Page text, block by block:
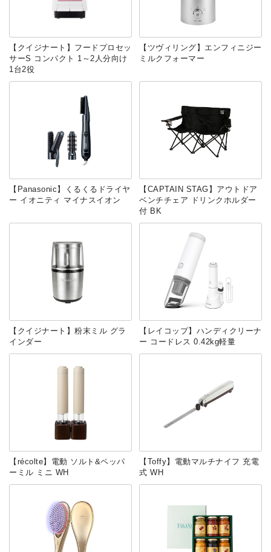
【クイジナート】フードプロセッ
サーS コンパクト 1～2人分向け
1台2役
【ツヴィリング】エンフィニジー
ミルクフォーマー
【Panasonic】くるくるドライヤ
ー イオニティ マイナスイオン
【CAPTAIN STAG】アウトドア
ベンチチェア ドリンクホルダー
付 BK
【クイジナート】粉末ミル グラ
インダー
【レイコップ】ハンディクリーナ
ー コードレス 0.42kg軽量
【récolte】電動 ソルト&ペッパ
ーミル ミニ WH
【Toffy】電動マルチナイフ 充電
式 WH